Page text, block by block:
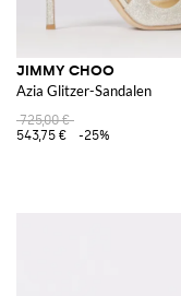
JIMMY CHOO
Azia Glitzer-Sandalen
725,00 €
543,75 €
-25%